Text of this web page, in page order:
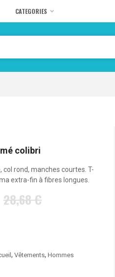
CATEGORIES
colibri
col rond, manches courtes. T-
extra-fin à fibres longues.
28,68 €
Vêtements Hommes